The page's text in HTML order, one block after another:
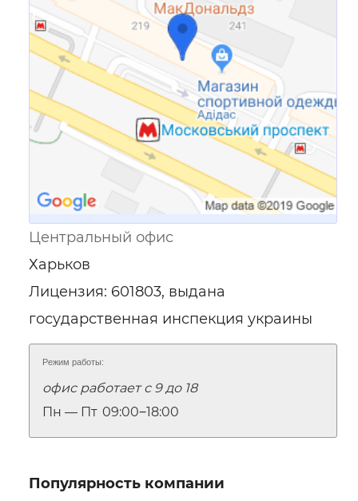
Ссылка для мобильных устройств
Центральный офис
Харьков
Лицензия: 601803, выдана
государственная инспекция украины
Режим работы:
офис работает с 9 до 18
Пн — Пт 09:00‒18:00
Популярность компании